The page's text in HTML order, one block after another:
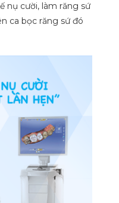
nụ cười, làm răng sứ
ca bọc răng sứ đó